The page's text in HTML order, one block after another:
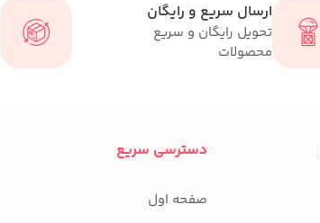
ارسال سریع و رایگان
تحویل رایگان و سریع
محصولات
دسترسی سریع
صفحه اول